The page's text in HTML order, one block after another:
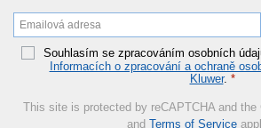
Souhlasím se zpracováním osobních
Informacích o zpracování a ochraně
Kluwer. *
This site is protected by reCAPTCHA and the
and Terms of Service